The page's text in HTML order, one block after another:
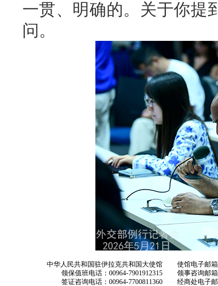
一贯、明确的。关于你提
问。
中华人民共和国驻伊拉克共和国大使馆
领保值班电话：00964-7901912315
签证咨询电话：00964-7700811360
使馆电子邮箱
领事咨询邮箱
经商处电子